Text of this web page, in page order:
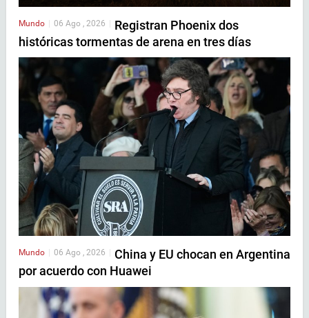
Mundo 06 Ago , 2026
Registran Phoenix dos
históricas tormentas de arena en tres días
Mundo 06 Ago , 2026
China y EU chocan en Argentina
por acuerdo con Huawei